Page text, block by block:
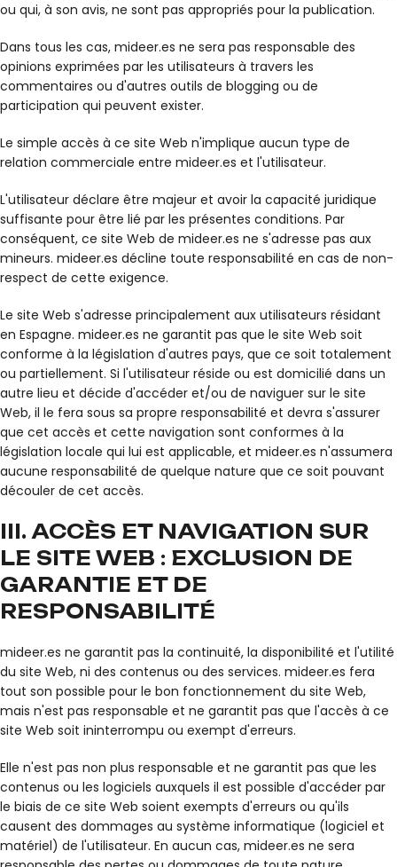
ou qui, à son avis, ne sont pas appropriés pour la publication.
Dans tous les cas, mideer.es ne sera pas responsable des
opinions exprimées par les utilisateurs à travers les
commentaires ou d'autres outils de blogging ou de
participation qui peuvent exister.
Le simple accès à ce site Web n'implique aucun type de
relation commerciale entre mideer.es et l'utilisateur.
L'utilisateur déclare être majeur et avoir la capacité juridique
suffisante pour être lié par les présentes conditions. Par
conséquent, ce site Web de mideer.es ne s'adresse pas aux
mineurs. mideer.es décline toute responsabilité en cas de non-
respect de cette exigence.
Le site Web s'adresse principalement aux utilisateurs résidant
en Espagne. mideer.es ne garantit pas que le site Web soit
conforme à la législation d'autres pays, que ce soit totalement
ou partiellement. Si l'utilisateur réside ou est domicilié dans un
autre lieu et décide d'accéder et/ou de naviguer sur le site
Web, il le fera sous sa propre responsabilité et devra s'assurer
que cet accès et cette navigation sont conformes à la
législation locale qui lui est applicable, et mideer.es n'assumera
aucune responsabilité de quelque nature que ce soit pouvant
découler de cet accès.
III. ACCÈS ET NAVIGATION SUR
LE SITE WEB : EXCLUSION DE
GARANTIE ET DE
RESPONSABILITÉ
mideer.es ne garantit pas la continuité, la disponibilité et l'utilité
du site Web, ni des contenus ou des services. mideer.es fera
tout son possible pour le bon fonctionnement du site Web,
mais n'est pas responsable et ne garantit pas que l'accès à ce
site Web soit ininterrompu ou exempt d'erreurs.
Elle n'est pas non plus responsable et ne garantit pas que les
contenus ou les logiciels auxquels il est possible d'accéder par
le biais de ce site Web soient exempts d'erreurs ou qu'ils
causent des dommages au système informatique (logiciel et
matériel) de l'utilisateur. En aucun cas, mideer.es ne sera